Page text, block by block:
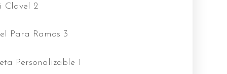
Clavel 2
Para Ramos 3
Personalizable 1